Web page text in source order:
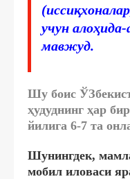
учун
мавжуд.
Шу боис
ҳудуднинг ҳар
йилига 6-7 та
Шунингдек,
мобил иловаси